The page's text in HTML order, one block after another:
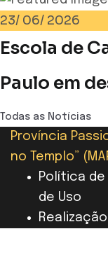
23/ 06/ 2026
Escola de
Paulo em
Todas as Notícias
Província
no Templo”
Política de
de Uso